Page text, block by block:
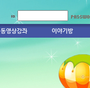
동영상강좌 이야기방